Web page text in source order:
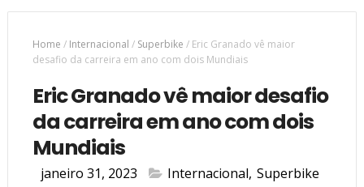
Home / Internacional / Superbike / Eric Granado vê maior
desafio da carreira em ano com dois Mundiais
Eric Granado vê maior desafio
da carreira em ano com dois
Mundiais
janeiro 31, 2023 Internacional, Superbike